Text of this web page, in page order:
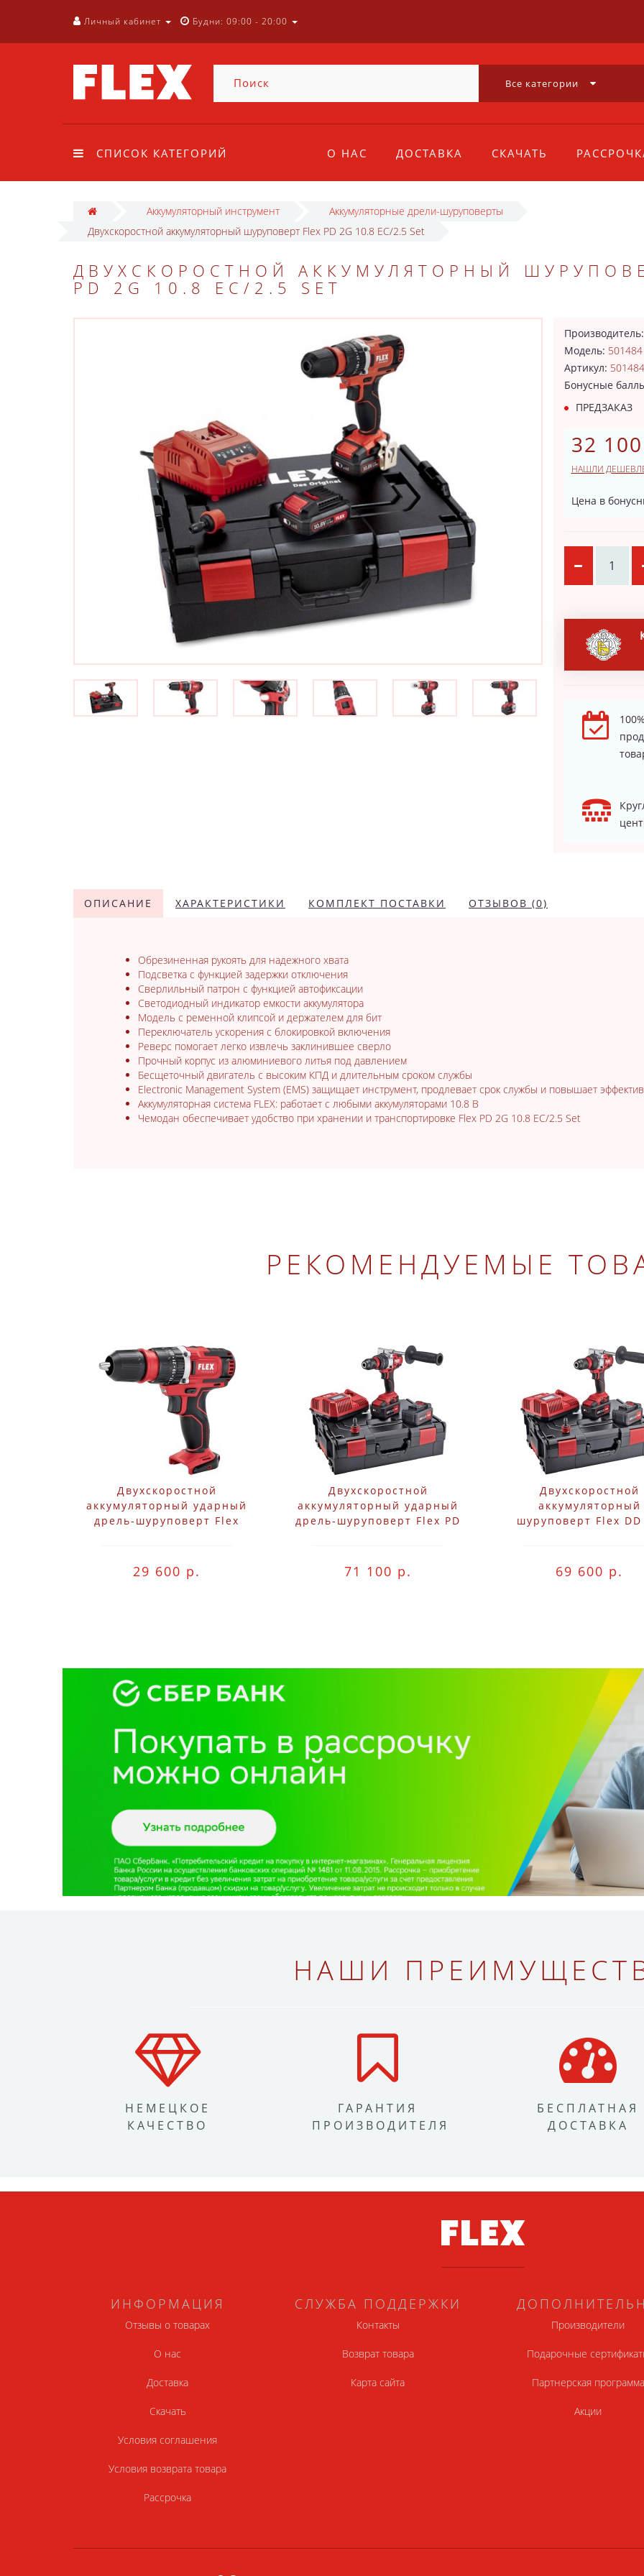
Личный кабинет Будни: 09:00 - 20:00
Все категории
СПИСОК КАТЕГОРИЙ О НАС ДОСТАВКА СКАЧАТЬ
Аккумуляторный инструмент
Аккумуляторные дрели-шуруповерты
Двухскоростной аккумуляторный шуруповерт Flex PD 2G 10.8 EC/2.5 Set
ДВУХСКОРОСТНОЙ АККУМУЛЯТОРНЫЙ
PD 2G 10.8 EC/2.5 SET
Производитель:
Модель: 501484
Артикул: 501484
Бонусные
ПРЕДЗАКАЗ
32
НАШЛИ
Цена в
ОПИСАНИЕ ХАРАКТЕРИСТИКИ КОМПЛЕКТ ПОСТАВКИ ОТЗЫВОВ (0)
Обрезиненная рукоять для надежного хвата
Подсветка с функцией задержки отключения
Сверлильный патрон с функцией автофиксации
Светодиодный индикатор емкости аккумулятора
Модель с ременной клипсой и держателем для бит
Переключатель ускорения с блокировкой включения
Реверс помогает легко извлечь заклинившее сверло
Прочный корпус из алюминиевого литья под давлением
Бесщеточный двигатель с высоким КПД и длительным сроком службы
Electronic Management System (EMS) защищает инструмент, продлевает срок службы и повышает
Аккумуляторная система FLEX: работает с любыми аккумуляторами 10.8 В
Чемодан обеспечивает удобство при хранении и транспортировке Flex PD 2G 10.8 EC/2.5 Set
РЕКОМЕНДУЕМЫЕ
Двухскоростной
аккумуляторный ударный
дрель-шуруповерт Flex
29 600 р.
Двухскоростной
аккумуляторный ударный
дрель-шуруповерт Flex PD
71 100 р.
Двухскоростной
аккумуляторный
шуруповерт Flex DD
69 600 р.
НАШИ
НЕМЕЦКОЕ
КАЧЕСТВО
ГАРАНТИЯ
ПРОИЗВОДИТЕЛЯ
БЕСПЛАТНАЯ
ДОСТАВКА
ИНФОРМАЦИЯ
Отзывы о товарах
О нас
Доставка
Скачать
Условия соглашения
Условия возврата товара
Рассрочка
СЛУЖБА ПОДДЕРЖКИ
Контакты
Возврат товара
Карта сайта
Производители
Подарочные
Партнерская программа
Акции